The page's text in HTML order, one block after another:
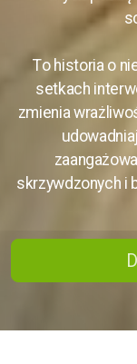
To historia o
setkach
zmienia
skrzywdzonych i